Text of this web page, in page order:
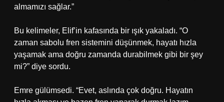
almamızı sağlar.”
Bu kelimeler, Elif’in kafasında bir ışık yakaladı. “O
zaman sabolu fren sistemini düşünmek, hayatı hızla
yaşamak ama doğru zamanda durabilmek gibi bir şey
mi?” diye sordu.
Emre gülümsedi. “Evet, aslında çok doğru. Hayatın